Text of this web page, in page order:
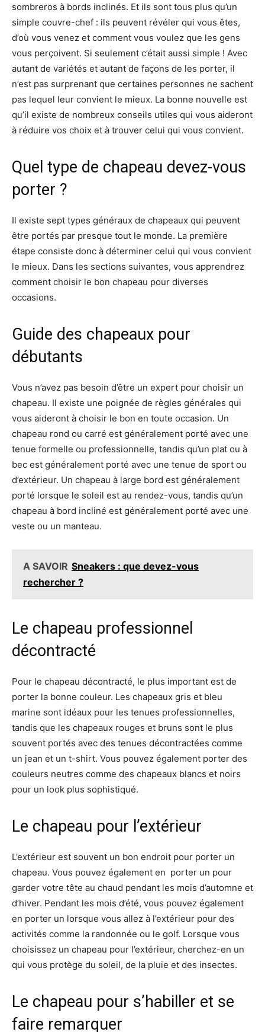
sombreros à bords inclinés. Et ils sont tous plus qu’un
simple couvre-chef : ils peuvent révéler qui vous êtes,
d’où vous venez et comment vous voulez que les gens
vous perçoivent. Si seulement c’était aussi simple ! Avec
autant de variétés et autant de façons de les porter, il
n’est pas surprenant que certaines personnes ne sachent
pas lequel leur convient le mieux. La bonne nouvelle est
qu’il existe de nombreux conseils utiles qui vous aideront
à réduire vos choix et à trouver celui qui vous convient.
Quel type de chapeau devez-vous
porter ?
Il existe sept types généraux de chapeaux qui peuvent
être portés par presque tout le monde. La première
étape consiste donc à déterminer celui qui vous convient
le mieux. Dans les sections suivantes, vous apprendrez
comment choisir le bon chapeau pour diverses
occasions.
Guide des chapeaux pour
débutants
Vous n’avez pas besoin d’être un expert pour choisir un
chapeau. Il existe une poignée de règles générales qui
vous aideront à choisir le bon en toute occasion. Un
chapeau rond ou carré est généralement porté avec une
tenue formelle ou professionnelle, tandis qu’un plat ou à
bec est généralement porté avec une tenue de sport ou
d’extérieur. Un chapeau à large bord est généralement
porté lorsque le soleil est au rendez-vous, tandis qu’un
chapeau à bord incliné est généralement porté avec une
veste ou un manteau.
A SAVOIR Sneakers : que devez-vous
rechercher ?
Le chapeau professionnel
décontracté
Pour le chapeau décontracté, le plus important est de
porter la bonne couleur. Les chapeaux gris et bleu
marine sont idéaux pour les tenues professionnelles,
tandis que les chapeaux rouges et bruns sont le plus
souvent portés avec des tenues décontractées comme
un jean et un t-shirt. Vous pouvez également porter des
couleurs neutres comme des chapeaux blancs et noirs
pour un look plus sophistiqué.
Le chapeau pour l’extérieur
L’extérieur est souvent un bon endroit pour porter un
chapeau. Vous pouvez également en porter un pour
garder votre tête au chaud pendant les mois d’automne et
d’hiver. Pendant les mois d’été, vous pouvez également
en porter un lorsque vous allez à l’extérieur pour des
activités comme la randonnée ou le golf. Lorsque vous
choisissez un chapeau pour l’extérieur, cherchez-en un
qui vous protège du soleil, de la pluie et des insectes.
Le chapeau pour s’habiller et se
faire remarquer